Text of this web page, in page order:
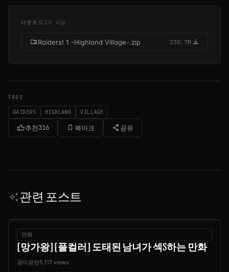
다운로드 1개 파일
folder_zipRaiders! 1 -Highland Village-.zip 230.7M download
TAGS
RAIDERS HIGHLAND VILLAGE
thumb_up추천316 bookmark_border 북마크 share 공유
auto_awesome관련 포스트
만화
[망가왕] [풀컬러] 도태된 남녀가 섹S하는 만화
공이공란5,117 views